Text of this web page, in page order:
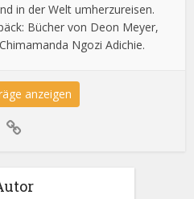
in der Welt umherzureisen.
Bücher von Deon Meyer,
Ngozi Adichie.
anzeigen